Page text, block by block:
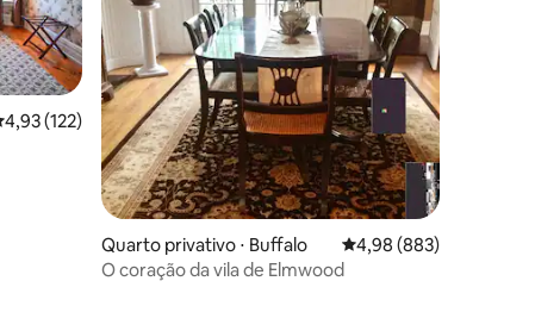
de uma avaliação média de 5, 122 avaliações
4,93 (122)
Quarto privativo ⋅ Buffalo 4,98 de uma avaliação
4,98 (883)
O coração da vila de Elmwood